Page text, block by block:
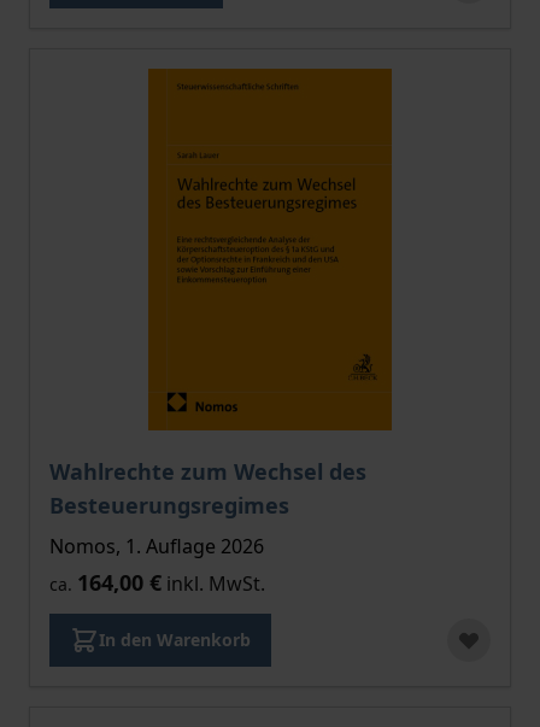
Wahlrechte zum Wechsel des
Besteuerungsregimes
Nomos, 1. Auflage 2026
ca. 164,00 € inkl. MwSt.
In den Warenkorb